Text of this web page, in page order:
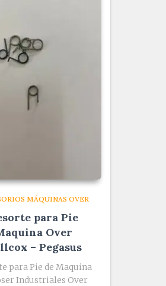
MÁQUINAS OVER
para Pie
Over
– Pegasus
para Pie de Maquina
Industriales Over